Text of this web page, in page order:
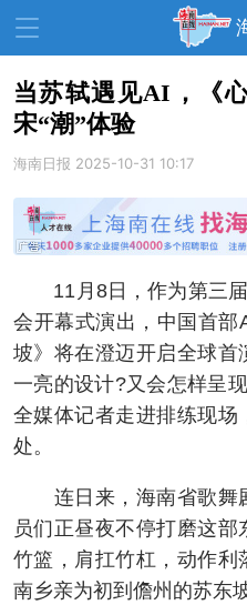
资讯中心 热点
教育 健康 房
生活 演出 活
展会 走读海南 周末去
人才在线 天涯企服
当苏轼遇见AI，《
宋“潮”体验
海南日报 2025-10-31 10:17
11月8日，作为第三届
会开幕式演出，中国首
坡》将在澄迈开启全球首
一亮的设计?又会怎样呈
全媒体记者走进排练现场
处。
连日来，海南省歌舞
员们正昼夜不停打磨这部
竹篮，肩扛竹杠，动作利
南乡亲为初到儋州的苏东